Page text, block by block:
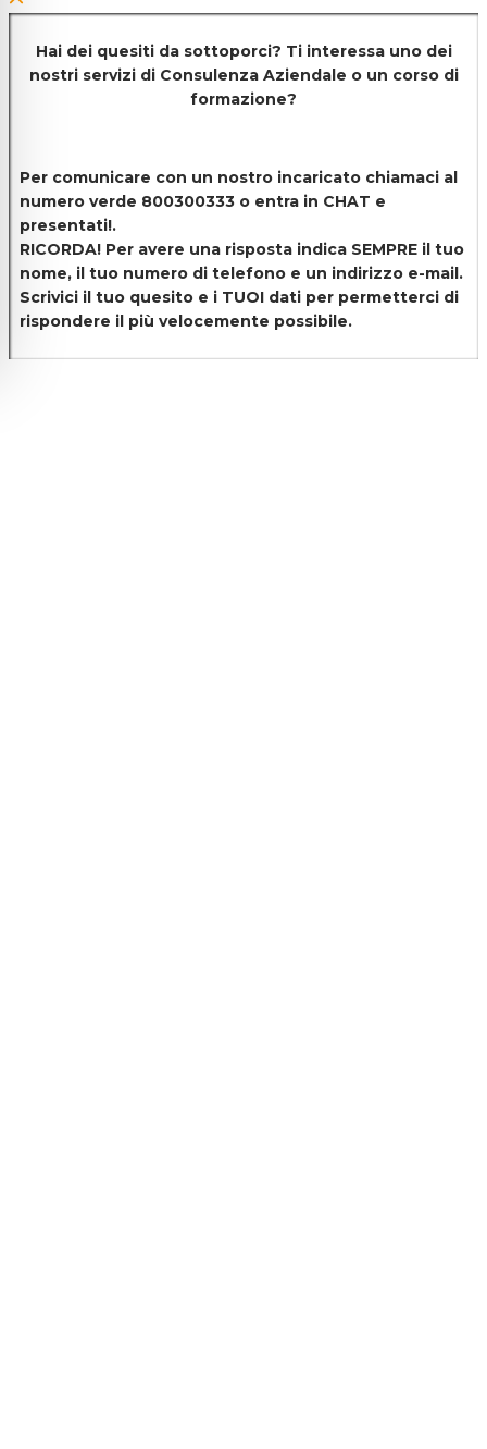
Hai dei quesiti da sottoporci? Ti interessa uno dei
nostri servizi di Consulenza Aziendale o un corso di
formazione?
Per comunicare con un nostro incaricato chiamaci al
numero verde 800300333 o entra in CHAT e
presentati!.
RICORDA! Per avere una risposta indica SEMPRE il tuo
nome, il tuo numero di telefono e un indirizzo e-mail.
Scrivici il tuo quesito e i TUOI dati per permetterci di
rispondere il più velocemente possibile.